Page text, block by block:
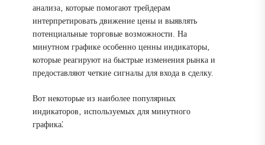
анализа‚ которые помогают трейдерам
интерпретировать движение цены и выявлять
потенциальные торговые возможности. На
минутном графике особенно ценны индикаторы‚
которые реагируют на быстрые изменения рынка и
предоставляют четкие сигналы для входа в сделку.
Вот некоторые из наиболее популярных
индикаторов‚ используемых для минутного
графика⁚